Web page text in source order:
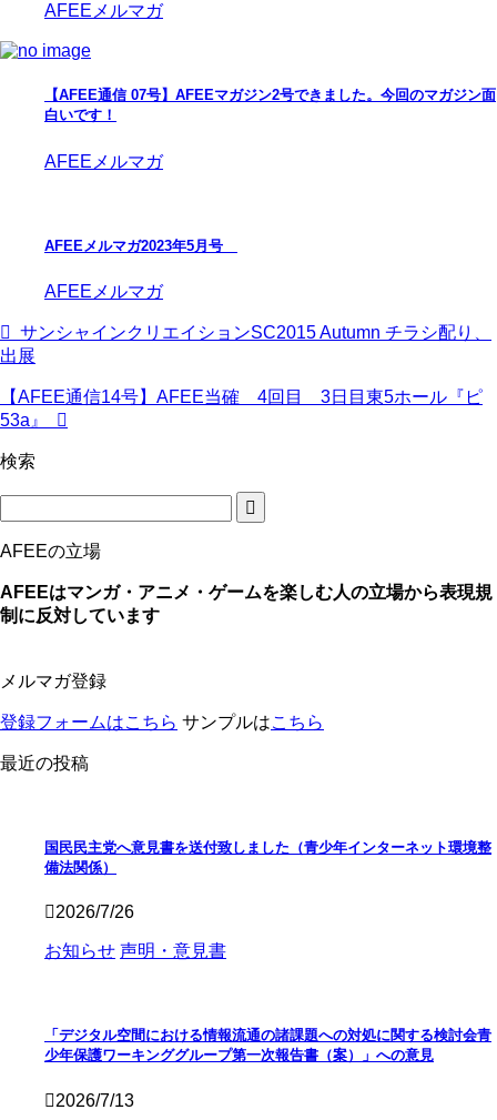
AFEEメルマガ
【AFEE通信 07号】AFEEマガジン2号できました。今回のマガジン面
白いです！
AFEEメルマガ
AFEEメルマガ2023年5月号
AFEEメルマガ
サンシャインクリエイションSC2015 Autumn チラシ配り、
出展
【AFEE通信14号】AFEE当確 4回目 3日目東5ホール『ピ
53a』
検索
AFEEの立場
AFEEはマンガ・アニメ・ゲームを楽しむ人の立場から表現規
制に反対しています
メルマガ登録
登録フォームはこちら サンプルはこちら
最近の投稿
国民民主党へ意見書を送付致しました（青少年インターネット環境整
備法関係）
2026/7/26
お知らせ 声明・意見書
「デジタル空間における情報流通の諸課題への対処に関する検討会青
少年保護ワーキンググループ第一次報告書（案）」への意見
2026/7/13